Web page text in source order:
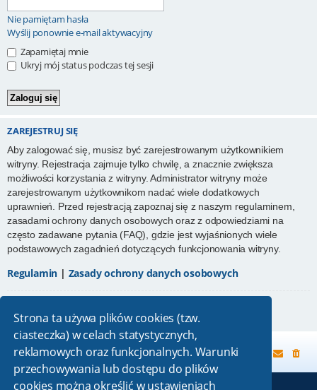
Strona ta używa plików cookies (tzw.
ciasteczka) w celach statystycznych,
reklamowych oraz funkcjonalnych. Warunki
przechowywania lub dostępu do plików
cookies można określić w ustawieniach
Nie pamiętam hasła
Wyślij ponownie e-mail aktywacyjny
Zapamiętaj mnie
Ukryj mój status podczas tej sesji
ZAREJESTRUJ SIĘ
Aby zalogować się, musisz być zarejestrowanym użytkownikiem
witryny. Rejestracja zajmuje tylko chwilę, a znacznie zwiększa
możliwości korzystania z witryny. Administrator witryny może
zarejestrowanym użytkownikom nadać wiele dodatkowych
uprawnień. Przed rejestracją zapoznaj się z naszym regulaminem,
zasadami ochrony danych osobowych oraz z odpowiedziami na
często zadawane pytania (FAQ), gdzie jest wyjaśnionych wiele
podstawowych zagadnień dotyczących funkcjonowania witryny.
Regulamin | Zasady ochrony danych osobowych
Strona główna